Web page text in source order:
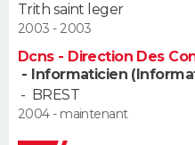
Dictionnaire
Biographies
Citations
Expressions
Proverbes
PROGRAMME TV
COPAINS D'AVANT
AVIS DE DÉCÈS
Trith saint leger
2003 - 2003
Dcns - Direction Des
- Informaticien
- BREST
2004 - maintenant